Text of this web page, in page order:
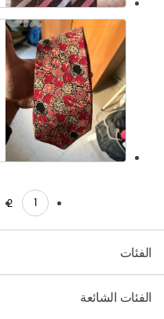
1
2
الفئات
الفئات الشائعة